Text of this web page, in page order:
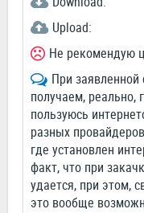
Upload:
Не рекомендую
При
получаем,
пользуюсь
разных
где установлен
факт, что при
удается, при этом,
это вообще